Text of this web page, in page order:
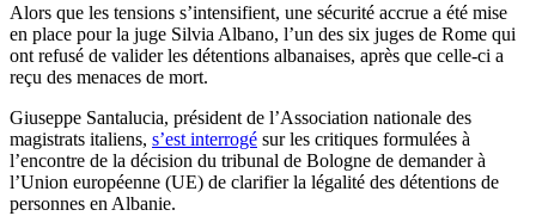
Alors que les tensions s’intensifient, une sécurité accrue a été mise
en place pour la juge Silvia Albano, l’un des six juges de Rome qui
ont refusé de valider les détentions albanaises, après que celle-ci a
reçu des menaces de mort.
Giuseppe Santalucia, président de l’Association nationale des
magistrats italiens, s’est interrogé sur les critiques formulées à
l’encontre de la décision du tribunal de Bologne de demander à
l’Union européenne (UE) de clarifier la légalité des détentions de
personnes en Albanie.